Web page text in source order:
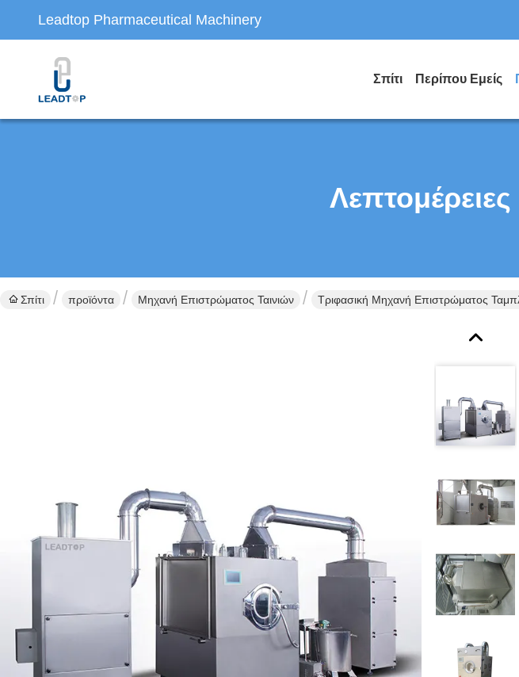
Leadtop Pharmaceutical Machinery
Σπίτι Περίπου Εμείς
Σπίτι προϊόντα Μηχανή Επιστρώματος Ταινιών Τριφασική Μηχανή Επιστρώματος